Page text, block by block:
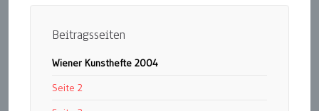
Beitragsseiten
Wiener Kunsthefte 2004
Seite 2